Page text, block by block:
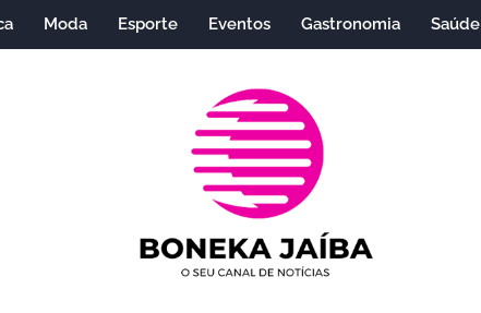
Moda Esporte Eventos Gastronomia Saúde